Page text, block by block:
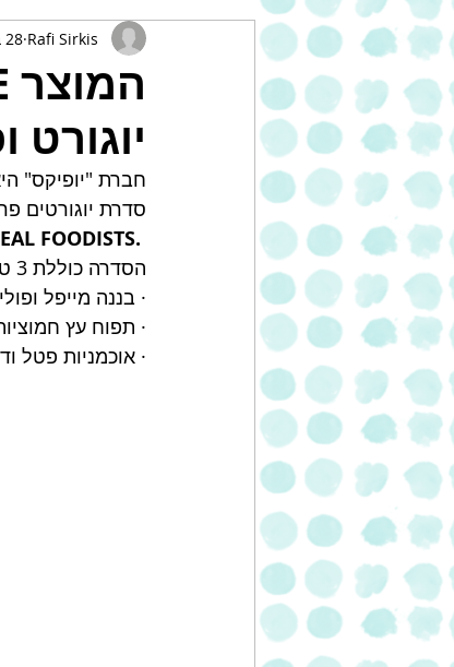
Rafi Sirkis 28 בינו׳ 2021
חברת "יופיקס"
סדרת יוגורטים
FOODISTS.
הסדרה כוללת 3 טעמים:
· בננה מייפל
· תפוח עץ
· אוכמניות פטל